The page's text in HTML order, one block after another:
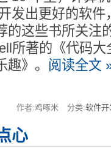
发出更好的软件
的这些书所关
著的《代码大
》。 阅读全文
作者:鸡啄米 分类:软件开
心